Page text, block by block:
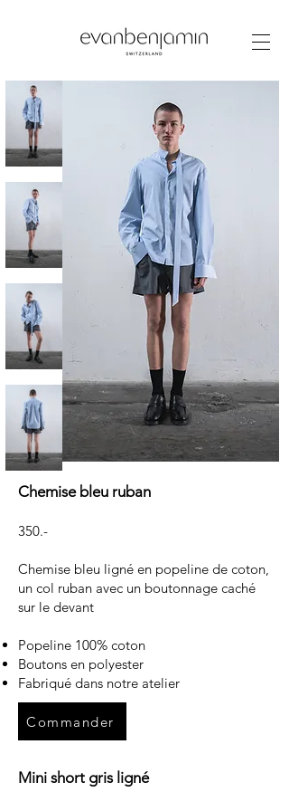
Chemise bleu ruban
350.-
Chemise bleu ligné en popeline de coton,
un col ruban avec un boutonnage caché
sur le devant
Popeline 100% coton
Boutons en polyester
Fabriqué dans notre atelier
Mini short gris ligné
Commander